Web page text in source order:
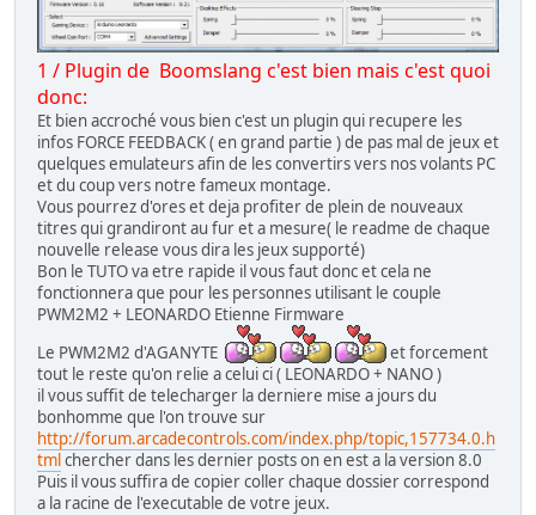
1 / Plugin de Boomslang c'est bien mais c'est quoi
donc:
Et bien accroché vous bien c'est un plugin qui recupere les
infos FORCE FEEDBACK ( en grand partie ) de pas mal de jeux et
quelques emulateurs afin de les convertirs vers nos volants PC
et du coup vers notre fameux montage.
Vous pourrez d'ores et deja profiter de plein de nouveaux
titres qui grandiront au fur et a mesure( le readme de chaque
nouvelle release vous dira les jeux supporté)
Bon le TUTO va etre rapide il vous faut donc et cela ne
fonctionnera que pour les personnes utilisant le couple
PWM2M2 + LEONARDO Etienne Firmware
Le PWM2M2 d'AGANYTE
et forcement
tout le reste qu'on relie a celui ci ( LEONARDO + NANO )
il vous suffit de telecharger la derniere mise a jours du
bonhomme que l'on trouve sur
http://forum.arcadecontrols.com/index.php/topic,157734.0.h
tmlchercher dans les dernier posts on en est a la version 8.0
Puis il vous suffira de copier coller chaque dossier correspond
a la racine de l'executable de votre jeux.